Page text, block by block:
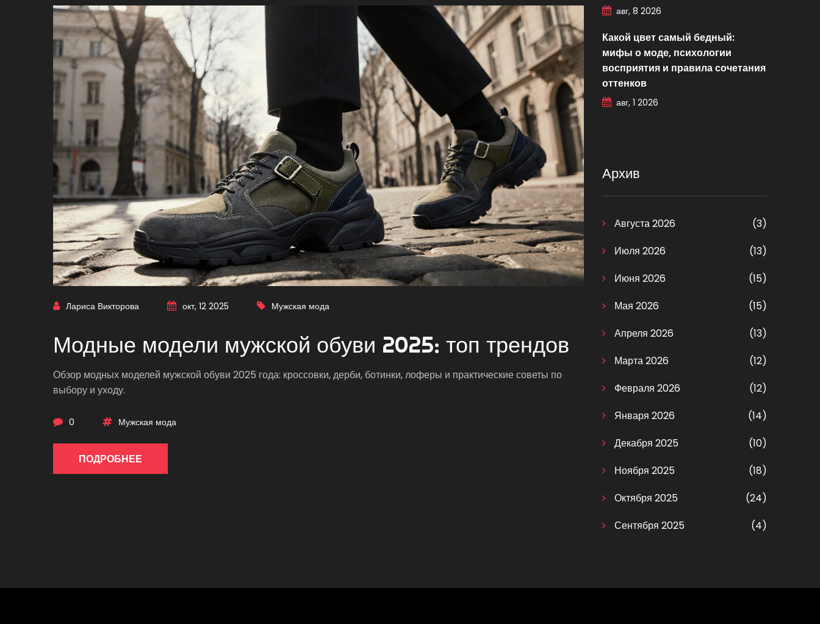
Лариса Викторова окт, 12 2025 Мужская мода
Модные модели мужской обуви 2025: топ трендов
Обзор модных моделей мужской обуви 2025 года: кроссовки, дерби, ботинки, лоферы и практические советы по
выбору и уходу.
0 Мужская мода
ПОДРОБНЕЕ
авг, 8 2026
Какой цвет самый бедный:
мифы о моде, психологии
восприятия и правила сочетания
оттенков
авг, 1 2026
Архив
Августа 2026
(3)
Июля 2026
(13)
Июня 2026
(15)
Мая 2026
(15)
Апреля 2026
(13)
Марта 2026
(12)
Февраля 2026
(12)
Января 2026
(14)
Декабря 2025
(10)
Ноября 2025
(18)
Октября 2025
(24)
Сентября 2025
(4)